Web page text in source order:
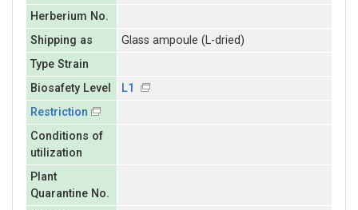
Herberium No.
Shipping as
Glass ampoule (L-dried)
Type Strain
Biosafety Level
L1
Restriction
Conditions of
utilization
Plant
Quarantine No.